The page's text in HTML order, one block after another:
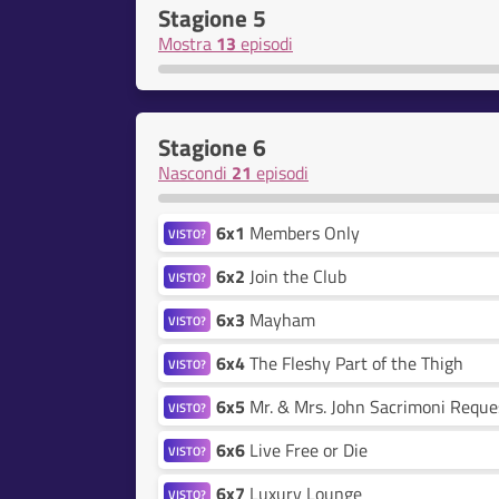
Stagione 5
Mostra 13 episodi
Stagione 6
Nascondi 21 episodi
VISTO? 6x1 Members Only
VISTO? 6x2 Join the Club
VISTO? 6x3 Mayham
VISTO? 6x4The Fleshy Part of the Thigh
VISTO? 6x5 Mr. & Mrs. John Sacrimoni
VISTO? 6x6 Live Free or Die
VISTO? 6x7 Luxury Lounge